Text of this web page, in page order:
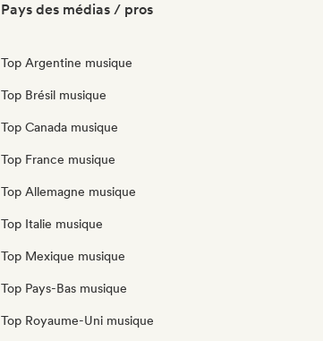
Pays des médias / pros
Top Argentine musique
Top Brésil musique
Top Canada musique
Top France musique
Top Allemagne musique
Top Italie musique
Top Mexique musique
Top Pays-Bas musique
Top Royaume-Uni musique